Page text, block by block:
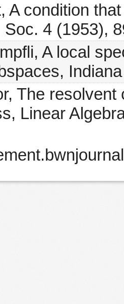
A condition
Soc. 4 (1953),
A local
The
Linear